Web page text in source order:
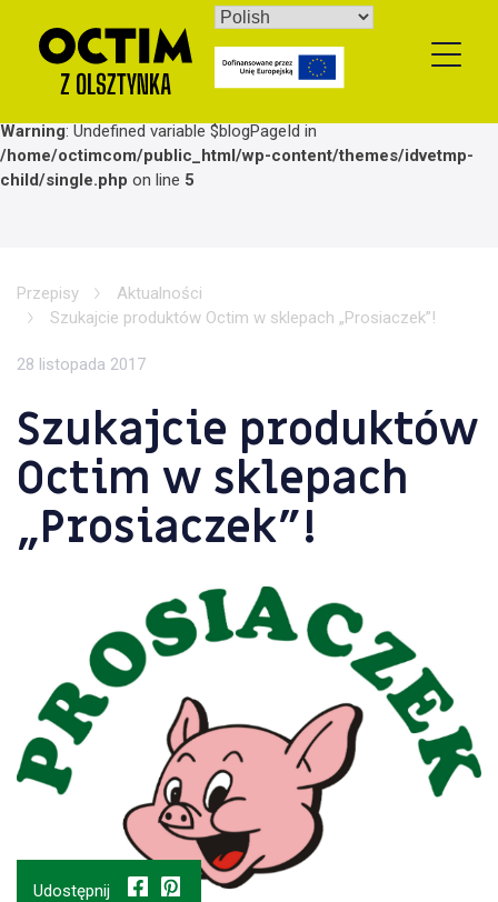
content
Warning: Undefined variable $blogPageId in
/home/octimcom/public_html/wp-content/themes/idvetmp-
child/single.php on line 5
Przepisy
Aktualności
Szukajcie produktów Octim w sklepach „Prosiaczek”!
28 listopada 2017
Szukajcie produktów
Octim w sklepach
„Prosiaczek”!
Udostępnij